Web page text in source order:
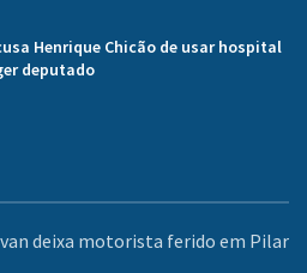
Henrique Chicão de usar hospital
deputado
deixa motorista ferido em Pilar